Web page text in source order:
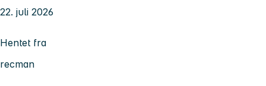
22. juli 2026
Hentet fra
recman